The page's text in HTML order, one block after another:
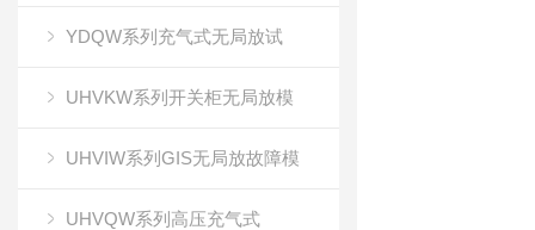
YDQW系列充气式无局放试
UHVKW系列开关柜无局放模
UHVIW系列GIS无局放故障模
UHVQW系列高压充气式